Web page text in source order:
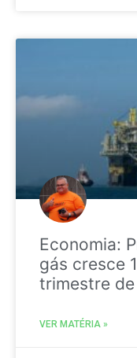
Economia:
gás cresce
trimestre
VER MATÉRIA »